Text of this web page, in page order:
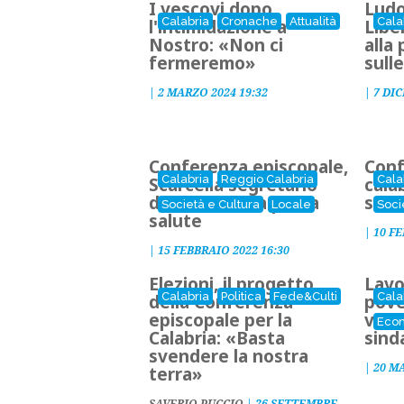
Calabria Cronache Attualità
I vescovi dopo
l'intimidazione a
Nostro: «Non ci
fermeremo»
| 2 MARZO 2024 19:32
alla
| 7
Calabria
Reggio Calabria
Società e Cultura
Locale
Conferenza episcopale,
Scarcella segretario
della consulta per la
salute
| 15 FEBBRAIO 2022 16:30
|10
Calabria Politica Fede&Culti
Elezioni, il progetto
della Conferenza
episcopale per la
Calabria: «Basta
svendere la nostra
terra» |20